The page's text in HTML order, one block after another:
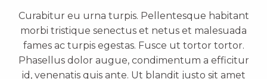
Curabitur eu urna turpis. Pellentesque habitant
morbi tristique senectus et netus et malesuada
fames ac turpis egestas. Fusce ut tortor tortor.
Phasellus dolor augue, condimentum a efficitur
id, venenatis quis ante. Ut blandit justo sit amet